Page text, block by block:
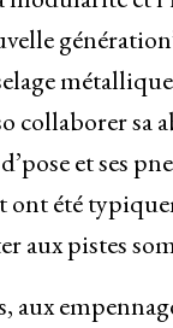
métallique
collaborer sa
et ses
ont été
aux pistes
aux